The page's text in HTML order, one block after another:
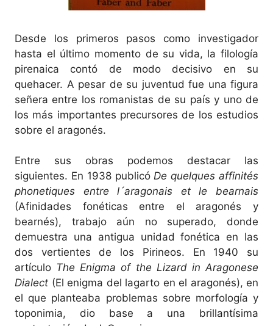
Desde los primeros pasos como investigador
hasta el último momento de su vida, la filología
pirenaica contó de modo decisivo en su
quehacer. A pesar de su juventud fue una figura
señera entre los romanistas de su país y uno de
los más importantes precursores de los estudios
sobre el aragonés.
Entre sus obras podemos destacar las
siguientes. En 1938 publicóDe quelques affinités
phonetiques entre l´aragonais et le bearnais
(Afinidades fonéticas entre el aragonés y
bearnés), trabajo aún no superado, donde
demuestra una antigua unidad fonética en las
dos vertientes de los Pirineos. En 1940 su
artículo The Enigma of the Lizard in Aragonese
Dialect (El enigma del lagarto en el aragonés), en
el que planteaba problemas sobre morfología y
toponimia, dio base a una brillantísima